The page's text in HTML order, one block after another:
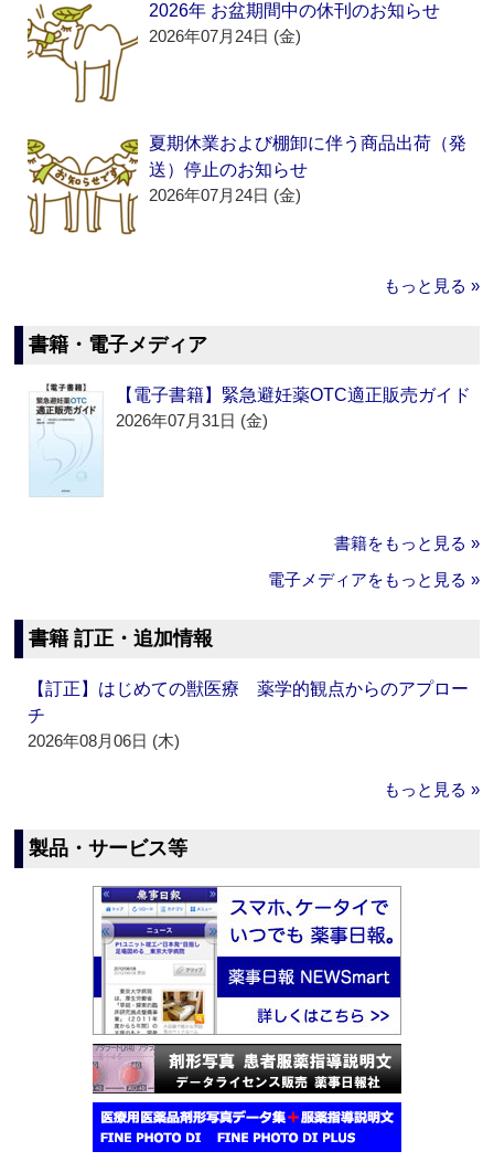
2026年 お盆期間中の休刊のお知らせ
2026年07月24日 (金)
夏期休業および棚卸に伴う商品出荷（発
送）停止のお知らせ
2026年07月24日 (金)
もっと見る »
書籍・電子メディア
【電子書籍】緊急避妊薬OTC適正販売ガイド
2026年07月31日 (金)
書籍をもっと見る »
電子メディアをもっと見る »
書籍 訂正・追加情報
【訂正】はじめての獣医療 薬学的観点からのアプロー
チ
2026年08月06日 (木)
もっと見る »
製品・サービス等